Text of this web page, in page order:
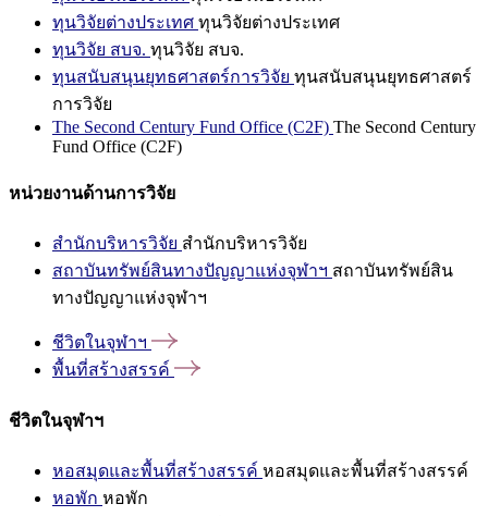
ทุนวิจัยต่างประเทศ ทุนวิจัยต่างประเทศ
ทุนวิจัย สบจ. ทุนวิจัย สบจ.
ทุนสนับสนุนยุทธศาสตร์การวิจัย ทุนสนับสนุนยุทธศาสตร์
การวิจัย
The Second Century Fund Office (C2F) The Second Century
Fund Office (C2F)
หน่วยงานด้านการวิจัย
สำนักบริหารวิจัย สำนักบริหารวิจัย
สถาบันทรัพย์สินทางปัญญาแห่งจุฬาฯ สถาบันทรัพย์สิน
ทางปัญญาแห่งจุฬาฯ
ชีวิตในจุฬาฯ
พื้นที่สร้างสรรค์
ชีวิตในจุฬาฯ
หอสมุดและพื้นที่สร้างสรรค์ หอสมุดและพื้นที่สร้างสรรค์
หอพัก หอพัก